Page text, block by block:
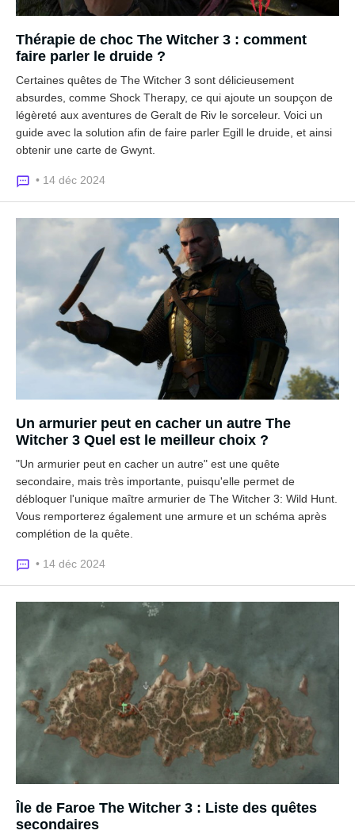
Thérapie de choc The Witcher 3 : comment
faire parler le druide ?
Certaines quêtes de The Witcher 3 sont délicieusement
absurdes, comme Shock Therapy, ce qui ajoute un soupçon de
légèreté aux aventures de Geralt de Riv le sorceleur. Voici un
guide avec la solution afin de faire parler Egill le druide, et ainsi
obtenir une carte de Gwynt.
• 14 déc 2024
Un armurier peut en cacher un autre The
Witcher 3 Quel est le meilleur choix ?
"Un armurier peut en cacher un autre" est une quête
secondaire, mais très importante, puisqu'elle permet de
débloquer l'unique maître armurier de The Witcher 3: Wild Hunt.
Vous remporterez également une armure et un schéma après
complétion de la quête.
• 14 déc 2024
Île de Faroe The Witcher 3 : Liste des quêtes
secondaires